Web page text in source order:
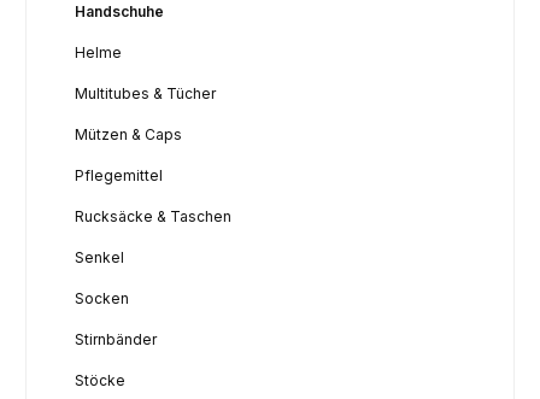
Handschuhe
Helme
Multitubes & Tücher
Mützen & Caps
Pflegemittel
Rucksäcke & Taschen
Senkel
Socken
Stirnbänder
Stöcke